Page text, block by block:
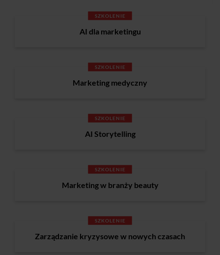
SZKOLENIE
AI dla marketingu
SZKOLENIE
Marketing medyczny
SZKOLENIE
AI Storytelling
SZKOLENIE
Marketing w branży beauty
SZKOLENIE
Zarządzanie kryzysowe w nowych czasach